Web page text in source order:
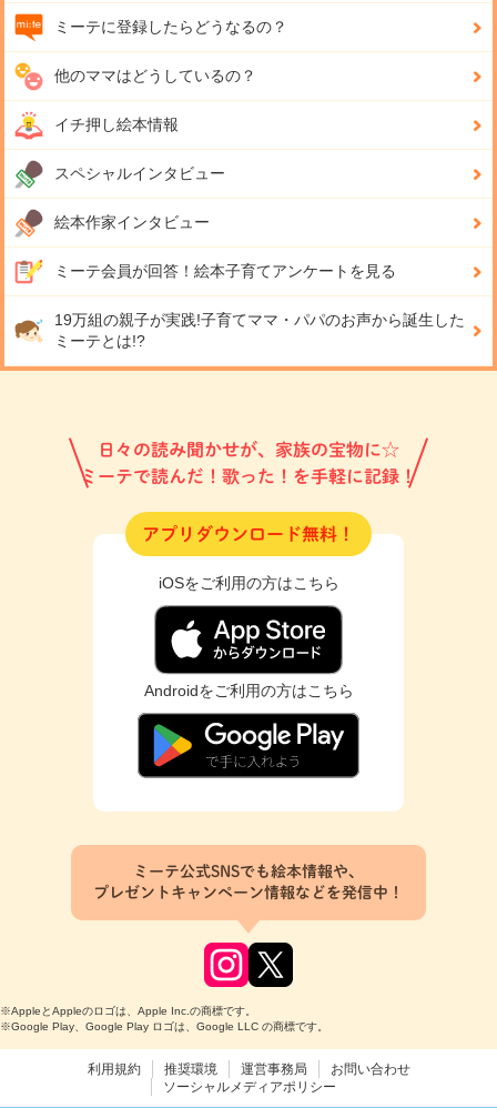
ミーテに登録したらどうなるの？
他のママはどうしているの？
イチ押し絵本情報
スペシャルインタビュー
絵本作家インタビュー
ミーテ会員が回答！ 絵本子育てアンケートを見る
19万組の親子が実践!子育てママ・パパのお声から誕生した
ミーテとは!?
日々の読み聞かせが、家族の宝物に☆
ミーテで読んだ！歌った！を手軽に記録！
アプリダウンロード無料！
iOSをご利用の方はこちら
Androidをご利用の方はこちら
ミーテ公式SNSでも絵本情報や、
プレゼントキャンペーン情報などを発信中！
※AppleとAppleのロゴは、Apple Inc.の商標です。
※Google Play、Google Play ロゴは、Google LLC の商標です。
利用規約 推奨環境 運営事務局
お問い合わせ
ソーシャルメディアポリシー